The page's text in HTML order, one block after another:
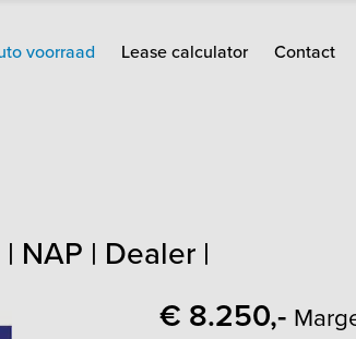
voorraad Lease calculator Contact
NAP | Dealer |
€ 8.250,-